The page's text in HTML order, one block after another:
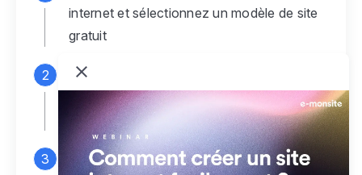
internet et sélectionnez un modèle de site
gratuit
Connectez-vous
monsite gratuit pour accéder à votre
espace d'administration
Personnalisez entièrement le